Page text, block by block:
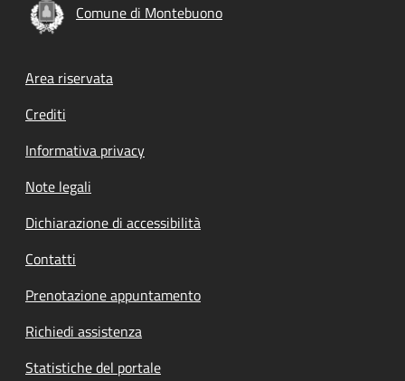
Comune di Montebuono
Footer menu
Area riservata
Crediti
Informativa privacy
Note legali
Dichiarazione di accessibilità
Contatti
Prenotazione appuntamento
Richiedi assistenza
Statistiche del portale